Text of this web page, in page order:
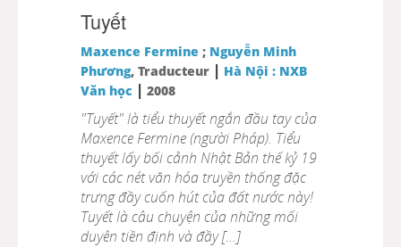
Tuyết
Maxence Fermine ; Nguyễn Minh
Phương, Traducteur | Hà Nội : NXB
Văn học | 2008
"Tuyết" là tiểu thuyết ngắn đầu tay của
Maxence Fermine (người Pháp). Tiểu
thuyết lấy bối cảnh Nhật Bản thế kỷ 19
với các nét văn hóa truyền thống đặc
trưng đầy cuốn hút của đất nước này!
Tuyết là câu chuyện của những mối
duyên tiền định và đầy [...]